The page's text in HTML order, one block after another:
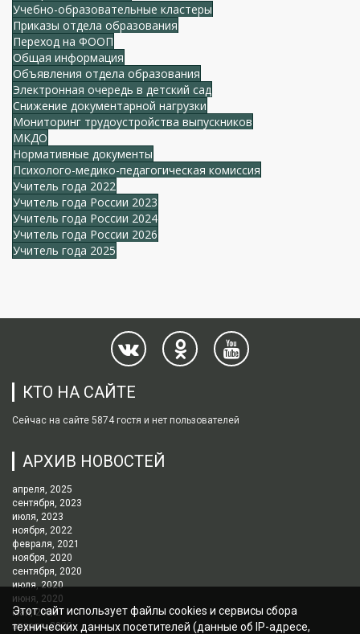
Учебно-образовательные кластеры
Приказы отдела образования
Переход на ФООП
Общая информация
Объявления отдела образования
Электронная очередь в детский сад
Снижение документарной нагрузки
Мониторинг трудоустройства выпускников
МКДО
Нормативные документы
Психолого-медико-педагогическая комиссия
Учитель года 2022
Учитель года России 2023
Учитель года России 2024
Учитель года России 2026
Учитель года 2025
КТО НА САЙТЕ
Сейчас на сайте 5874 гостя и нет пользователей
АРХИВ НОВОСТЕЙ
апреля, 2025
сентября, 2023
июля, 2023
ноября, 2022
февраля, 2021
ноября, 2020
сентября, 2020
июля, 2020
июня, 2020
мая, 2020
апреля, 2020
Этот сайт использует файлы cookies и сервисы сбора
технических данных посетителей (данные об IP-адресе,